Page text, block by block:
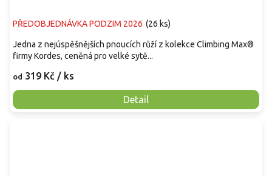
PŘEDOBJEDNÁVKA PODZIM 2026 (26 ks)
od 319 Kč / ks
Detail
Jedna z nejúspěšnějších pnoucích růží z kolekce Climbing Max®
firmy Kordes, ceněná pro velké sytě...